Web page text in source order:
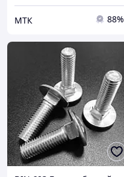
МТК 88%